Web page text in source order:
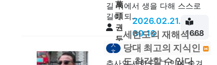
길 위에서 생을 다해 스스로
길이 되...
萬
頭
권
두
안
2026.02.21.
00:16
1668
人
文
세한도의 재해석 —
당대 최고의 지식인
도 착각할 수 있다
추사의 세한도, 그 안에 숨겨